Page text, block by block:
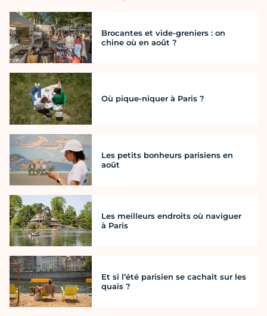
Brocantes et vide-greniers : on
chine où en août ?
Où pique-niquer à Paris ?
Les petits bonheurs parisiens en
août
Les meilleurs endroits où naviguer
à Paris
Et si l’été parisien se cachait sur les
quais ?